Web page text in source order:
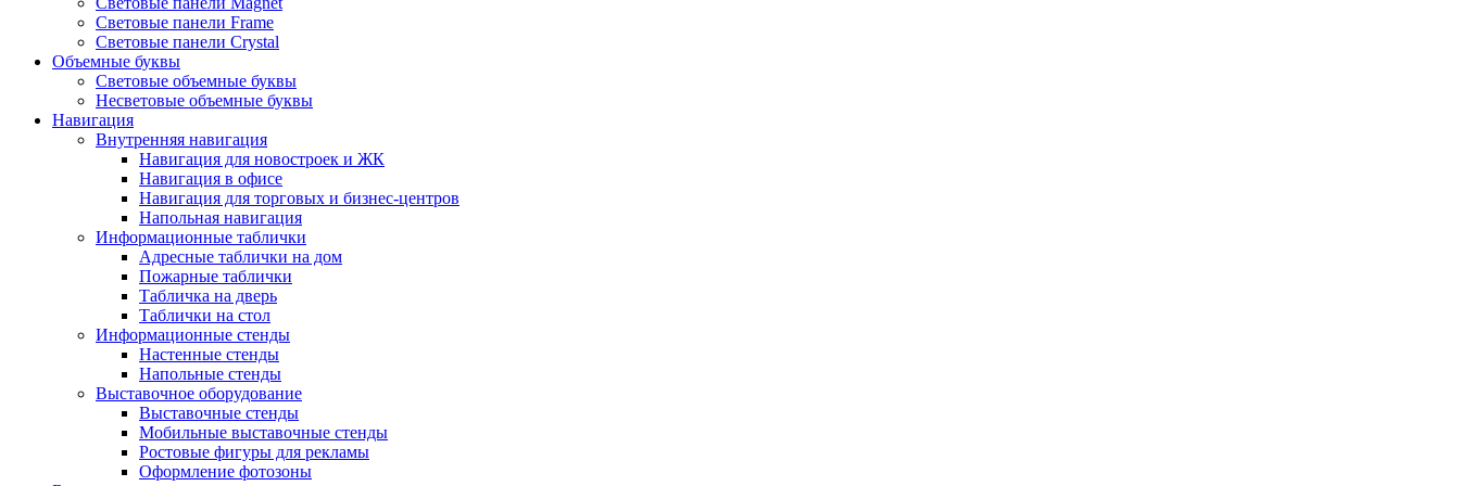
Световые панели Frame
Световые панели Crystal
Объемные буквы
Световые объемные буквы
Несветовые объемные буквы
Навигация
Внутренняя навигация
Навигация для новостроек и ЖК
Навигация в офисе
Навигация для торговых и бизнес-центров
Напольная навигация
Информационные таблички
Адресные таблички на дом
Пожарные таблички
Табличка на дверь
Таблички на стол
Информационные стенды
Настенные стенды
Напольные стенды
Выставочное оборудование
Выставочные стенды
Мобильные выставочные стенды
Ростовые фигуры для рекламы
Оформление фотозоны